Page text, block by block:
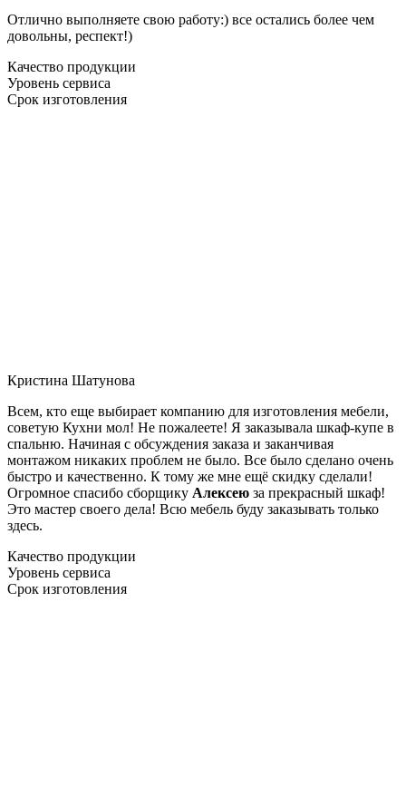
Отлично выполняете свою работу:) все остались более чем
довольны, респект!)
Качество продукции
Уровень сервиса
Срок изготовления
Кристина Шатунова
Всем, кто еще выбирает компанию для изготовления мебели,
советую Кухни мол! Не пожалеете! Я заказывала шкаф-купе в
спальню. Начиная с обсуждения заказа и заканчивая
монтажом никаких проблем не было. Все было сделано очень
быстро и качественно. К тому же мне ещё скидку сделали!
Огромное спасибо сборщику Алексею за прекрасный шкаф!
Это мастер своего дела! Всю мебель буду заказывать только
здесь.
Качество продукции
Уровень сервиса
Срок изготовления